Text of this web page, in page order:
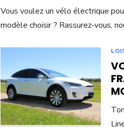
Vous voulez un vélo électrique
modèle choisir ? Rassurez-vous,